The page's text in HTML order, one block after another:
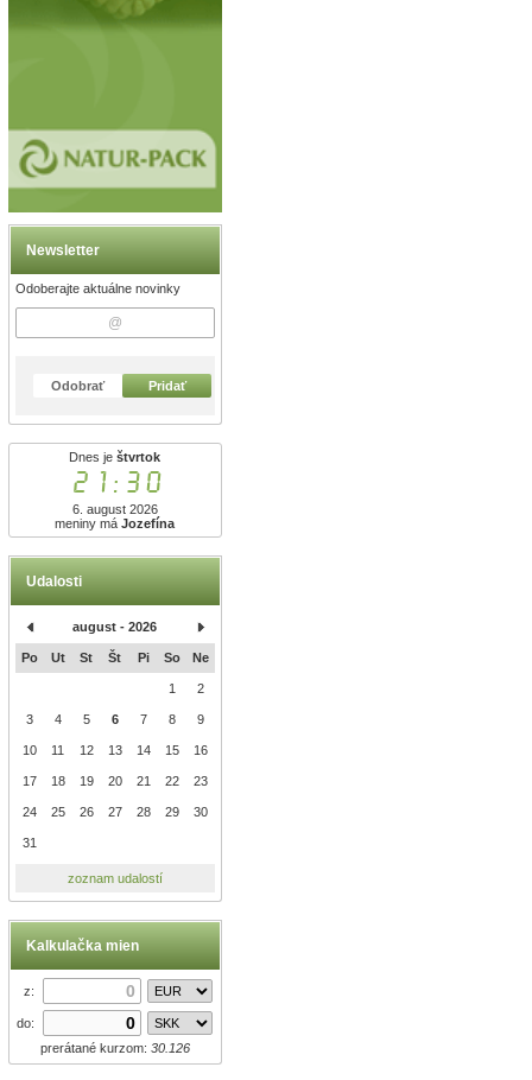
Newsletter
Odoberajte aktuálne novinky
Odobrať Pridať
Dnes ještvrtok
21:30
6. august 2026
meniny máJozefína
Udalosti
august - 2026
Po Ut St Št Pi So Ne
1 2
3 4 5 6 7 8 9
10 11 12 13 14 15 16
17 18 19 20 21 22 23
24 25 26 27 28 29 30
31
zoznam udalostí
Kalkulačka mien
z:
do:
prerátané kurzom: 30.126